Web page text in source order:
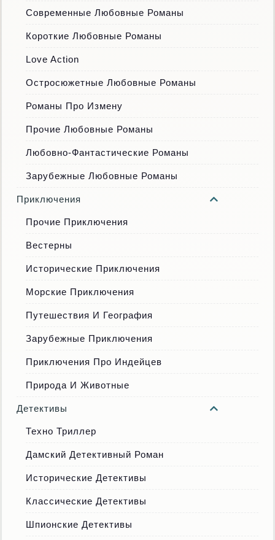
Современные Любовные Романы
Короткие Любовные Романы
Love Action
Остросюжетные Любовные Романы
Романы Про Измену
Прочие Любовные Романы
Любовно-Фантастические Романы
Зарубежные Любовные Романы
Приключения
Прочие Приключения
Вестерны
Исторические Приключения
Морские Приключения
Путешествия И География
Зарубежные Приключения
Приключения Про Индейцев
Природа И Животные
Детективы
Техно Триллер
Дамский Детективный Роман
Исторические Детективы
Классические Детективы
Шпионские Детективы